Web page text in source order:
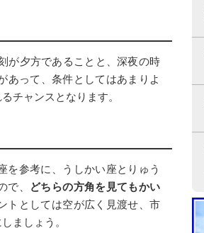
が夕方であることと、深夜の時
あって、条件としてはあまりよ
チャンスとなります。
を参考に、うしかい座とりゅう
で、
どちらの方角を見てもかい
トとしては空が広く見渡せ、市
ましょう。